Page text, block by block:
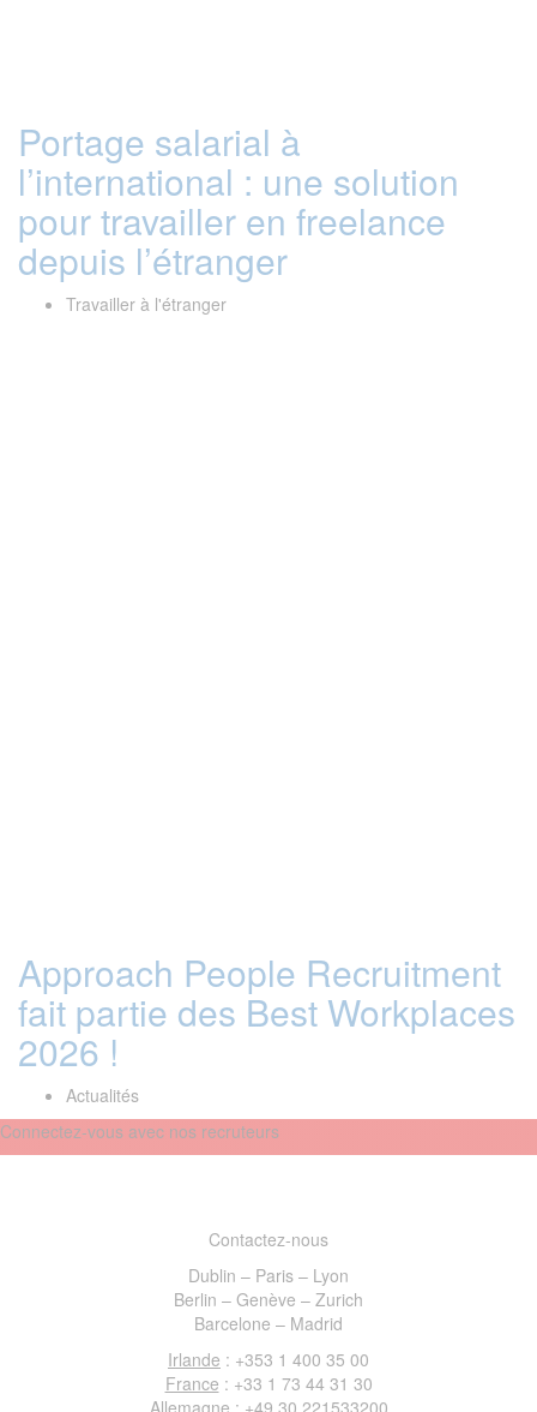
Portage salarial à
l’international : une solution
pour travailler en freelance
depuis l’étranger
Travailler à l'étranger
Approach People Recruitment
fait partie des Best Workplaces
2026 !
Actualités
Connectez-vous avec nos recruteurs
Contactez-nous
Dublin – Paris – Lyon
Berlin – Genève – Zurich
Barcelone – Madrid
Irlande : +353 1 400 35 00
France : +33 1 73 44 31 30
Allemagne : +49 30 221533200